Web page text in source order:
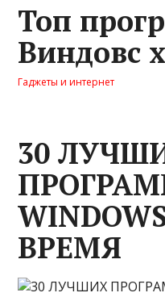
Топ
Виндовс
Гаджеты и интернет
30
ВРЕМЯ